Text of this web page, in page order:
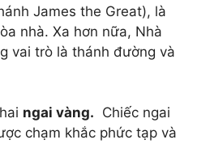
James the Great), là
nhà. Xa hơn nữa, Nhà
vai trò là thánh đường và
ngai vàng. Chiếc ngai
chạm khắc phức tạp và